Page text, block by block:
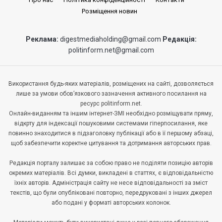
Розміщення новин
Реклама: digestmediaholding@gmail.com Редакція:
politinform.net@gmail.com
Використання будь-яких матеріалів, розміщених на сайті, дозволяється
лише за умови обов’язкового зазначення активного посилання на
ресурс politinform.net.
Онлайн-виданням та іншим інтернет-ЗМІ необхідно розміщувати пряму,
відкрту для індексації пошуковими системами гіперпосилання, яке
повинно знаходитися в підзаголовку публікації або в її першому абзаці,
щоб забезпечити коректне цитування та дотримання авторських прав.
Редакція порталу залишає за собою право не поділяти позицію авторів
окремих матеріалів. Всі думки, викладені в статтях, є відповідальністю
їхніх авторів. Адміністрація сайту не несе відповідальності за зміст
текстів, що були опубліковані повторно, передруковані з інших джерел
або подані у форматі авторських колонок.